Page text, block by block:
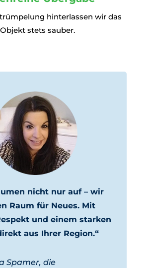
hinterlassen wir das
Objekt stets sauber.
nicht nur auf – wir
Raum für Neues. Mit
und einem starken
aus Ihrer Region.“
Spamer, die